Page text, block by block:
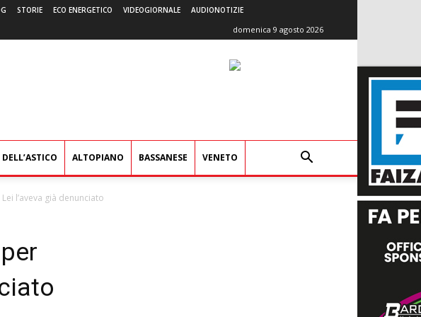
STORIE ECO ENERGETICO VIDEOGIORNALE AUDIONOTIZIE
domenica 9 agosto 2026
ALTOPIANO BASSANESE VENETO
l’aveva già denunciato